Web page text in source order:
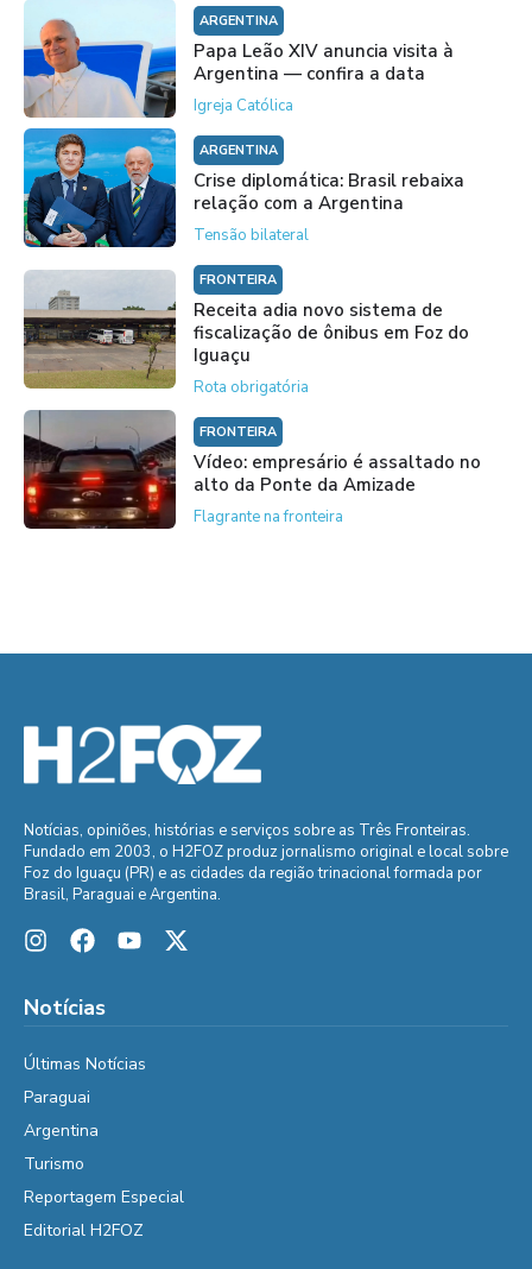
ARGENTINA
Papa Leão XIV anuncia visita à
Argentina — confira a data
Igreja Católica
ARGENTINA
Crise diplomática: Brasil rebaixa
relação com a Argentina
Tensão bilateral
FRONTEIRA
Receita adia novo sistema de
fiscalização de ônibus em Foz do
Iguaçu
Rota obrigatória
FRONTEIRA
Vídeo: empresário é assaltado no
alto da Ponte da Amizade
Flagrante na fronteira
Notícias, opiniões, histórias e serviços sobre as Três Fronteiras.
Fundado em 2003, o H2FOZ produz jornalismo original e local sobre
Foz do Iguaçu (PR) e as cidades da região trinacional formada por
Brasil, Paraguai e Argentina.
Notícias
Últimas Notícias
Paraguai
Argentina
Turismo
Reportagem Especial
Editorial H2FOZ